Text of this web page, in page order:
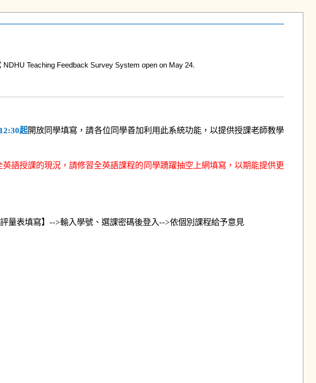
Teaching Feedback Survey System open on May 24.
起開放同學填寫，請各位同學善加利用此系統功能，以提供授課老師教學
英語授課的現況，請修習全英語課程的同學踴躍抽空上網填寫，以期能提供更
量表填寫】-->輸入學號、選課密碼後登入-->依個別課程給予意見